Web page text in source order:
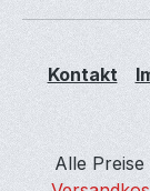
Kontakt
Alle